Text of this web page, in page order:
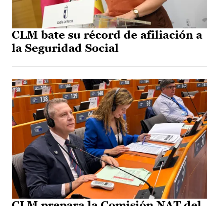
CLM bate su récord de afiliación a
la Seguridad Social